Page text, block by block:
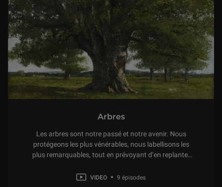
Arbres
Les arbres sont notre passé et notre avenir. Nous
protégeons les plus vénérables, nous labellisons les
plus remarquables, tout en prévoyant d’en replanter
Plus que jamais, ils font l’objet de tous les soins et une
VIDEO 9 épisodes